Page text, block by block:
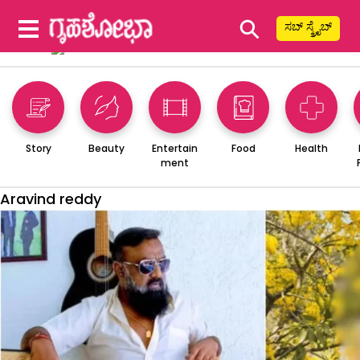
⚲ ಸಬ್ ಸ್ಕ್ರೈಬ್
Story Beauty
Entertain
ment
Food Health
Aravind reddy